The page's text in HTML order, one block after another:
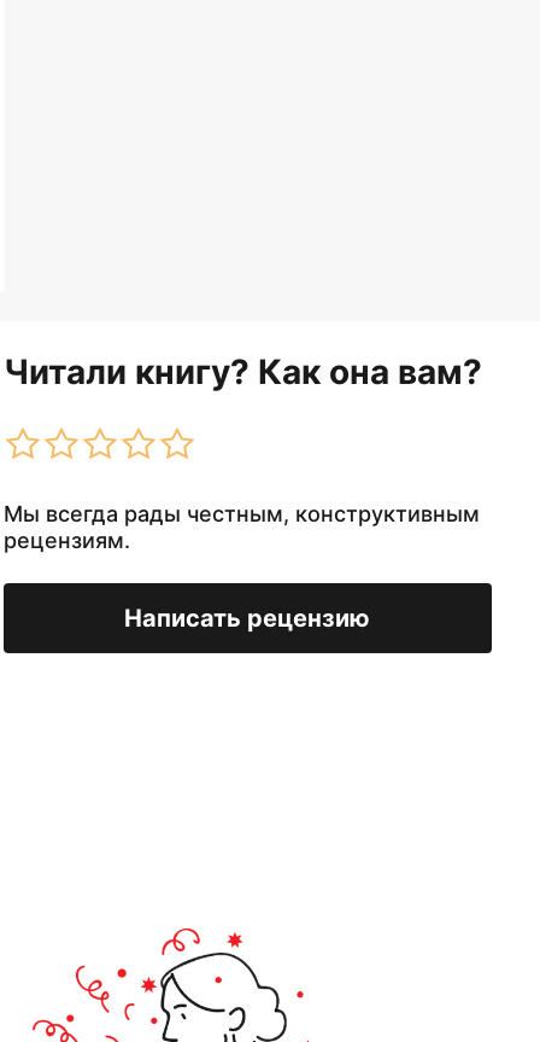
Читали книгу? Как она вам?
Мы всегда рады честным, конструктивным
рецензиям.
Написать рецензию